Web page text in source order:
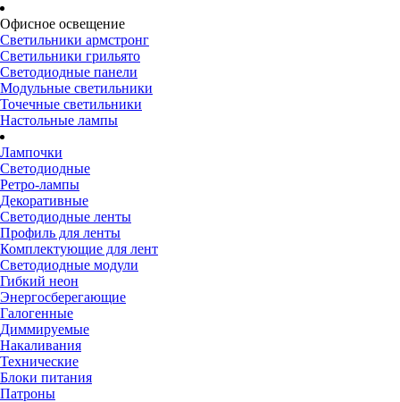
Офисное освещение
Светильники армстронг
Светильники грильято
Светодиодные панели
Модульные светильники
Точечные светильники
Настольные лампы
Лампочки
Светодиодные
Ретро-лампы
Декоративные
Светодиодные ленты
Профиль для ленты
Комплектующие для лент
Светодиодные модули
Гибкий неон
Энергосберегающие
Галогенные
Диммируемые
Накаливания
Технические
Блоки питания
Патроны